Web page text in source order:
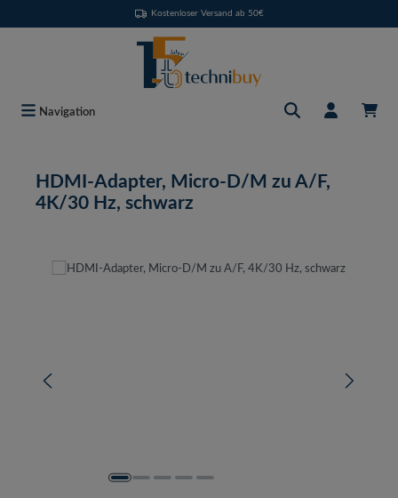
Kostenloser Versand ab 50€
Navigation
HDMI-Adapter, Micro-D/M zu A/F,
4K/30 Hz, schwarz
Bildergalerie überspringen